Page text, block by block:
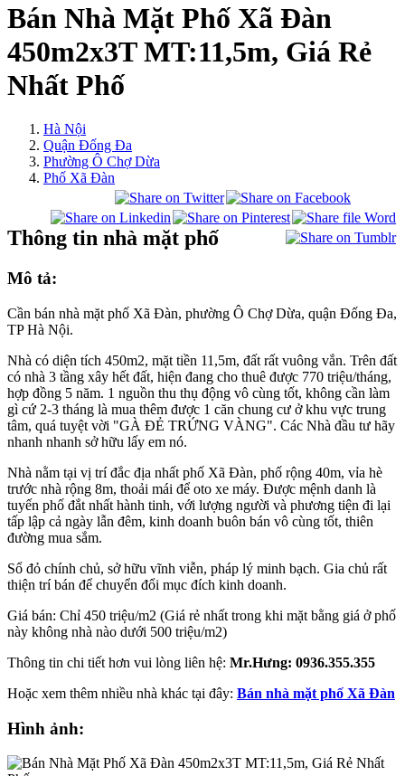
Bán Nhà Mặt Phố Xã Đàn
450m2x3T MT:11,5m, Giá Rẻ
Nhất Phố
Hà Nội
Quận Đống Đa
Phường Ô Chợ Dừa
Phố Xã Đàn
Thông tin nhà mặt phố
Mô tả:
Cần bán nhà mặt phố Xã Đàn, phường Ô Chợ Dừa, quận Đống Đa,
TP Hà Nội.
Nhà có diện tích 450m2, mặt tiền 11,5m, đất rất vuông vắn. Trên đất
có nhà 3 tầng xây hết đất, hiện đang cho thuê được 770 triệu/tháng,
hợp đồng 5 năm. 1 nguồn thu thụ động vô cùng tốt, không cần làm
gì cứ 2-3 tháng là mua thêm được 1 căn chung cư ở khu vực trung
tâm, quá tuyệt vời "GÀ ĐẺ TRỨNG VÀNG". Các Nhà đầu tư hãy
nhanh nhanh sở hữu lấy em nó.
Nhà nằm tại vị trí đắc địa nhất phố Xã Đàn, phố rộng 40m, vỉa hè
trước nhà rộng 8m, thoải mái để oto xe máy. Được mệnh danh là
tuyến phố đắt nhất hành tinh, với lượng người và phương tiện đi lại
tấp lập cả ngày lẫn đêm, kinh doanh buôn bán vô cùng tốt, thiên
đường mua sắm.
Sổ đỏ chính chủ, sở hữu vĩnh viễn, pháp lý minh bạch. Gia chủ rất
thiện trí bán để chuyển đổi mục đích kinh doanh.
Giá bán: Chỉ 450 triệu/m2 (Giá rẻ nhất trong khi mặt bằng giá ở phố
này không nhà nào dưới 500 triệu/m2)
Thông tin chi tiết hơn vui lòng liên hệ: Mr.Hưng: 0936.355.355
Hoặc xem thêm nhiều nhà khác tại đây: Bán nhà mặt phố Xã Đàn
Hình ảnh: